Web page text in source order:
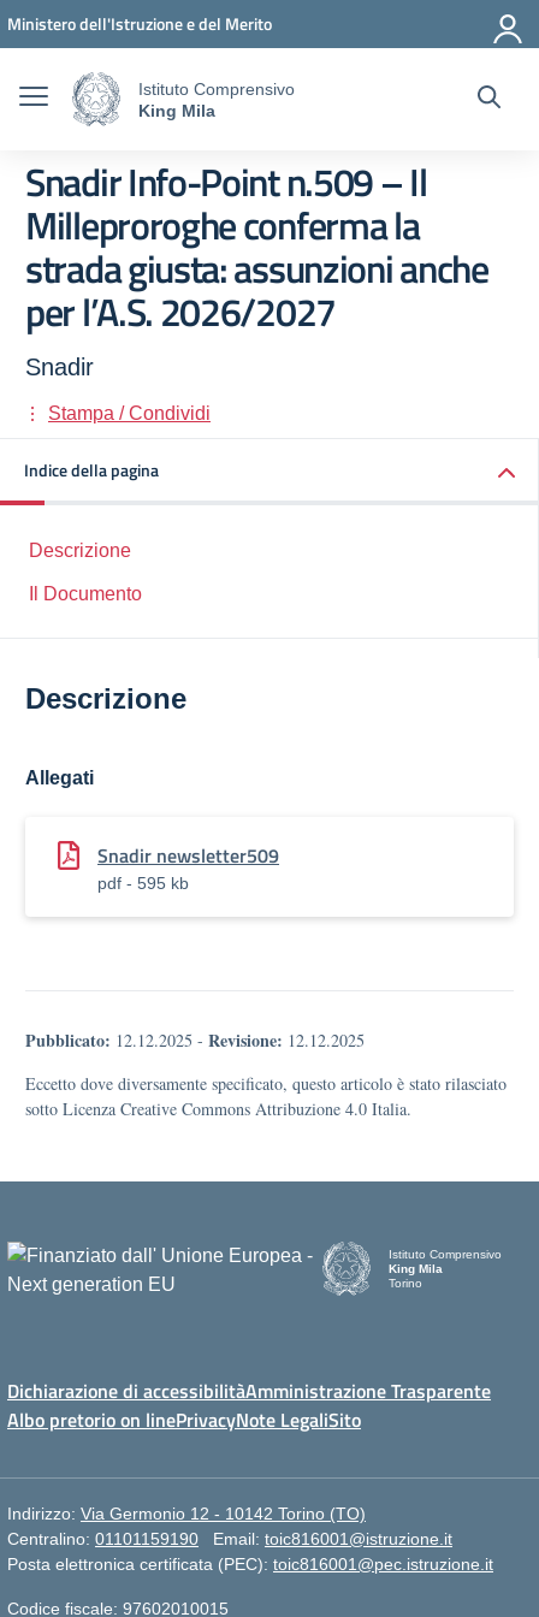
Ministero dell'Istruzione e del Merito
Istituto Comprensivo
King Mila
Snadir Info-Point n.509 – Il
Milleproroghe conferma la
strada giusta: assunzioni anche
per l’A.S. 2026/2027
Snadir
Stampa / Condividi
Indice della pagina
Descrizione
Il Documento
Descrizione
Allegati
Snadir newsletter509
pdf - 595 kb
Pubblicato: 12.12.2025 - Revisione: 12.12.2025
Eccetto dove diversamente specificato, questo articolo è stato rilasciato
sotto Licenza Creative Commons Attribuzione 4.0 Italia.
Istituto Comprensivo
King Mila
Torino
Dichiarazione di accessibilitàAmministrazione Trasparente
Albo pretorio on linePrivacyNote LegaliSito
Indirizzo: Via Germonio 12 - 10142 Torino (TO)
Centralino: 01101159190 Email: toic816001@istruzione.it
Posta elettronica certificata (PEC): toic816001@pec.istruzione.it
Codice fiscale: 97602010015